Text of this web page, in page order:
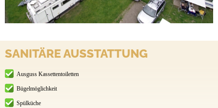
SANITÄRE AUSSTATTUNG
Ausguss Kassettentoiletten
Bügelmöglichkeit
Spülküche